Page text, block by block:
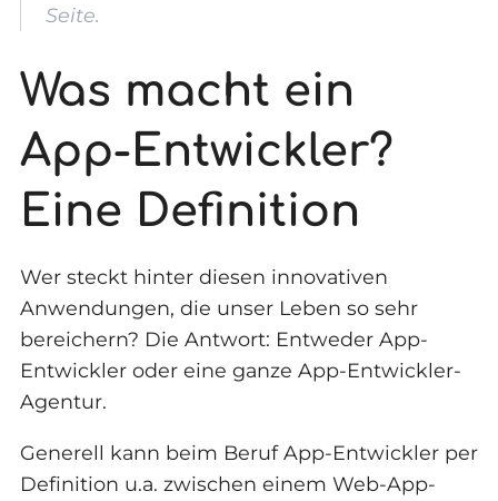
Seite.
Was macht ein
App-Entwickler?
Eine Definition
Wer steckt hinter diesen innovativen
Anwendungen, die unser Leben so sehr
bereichern? Die Antwort: Entweder App-
Entwickler oder eine ganze App-Entwickler-
Agentur.
Generell kann beim Beruf App-Entwickler per
Definition u.a. zwischen einem Web-App-